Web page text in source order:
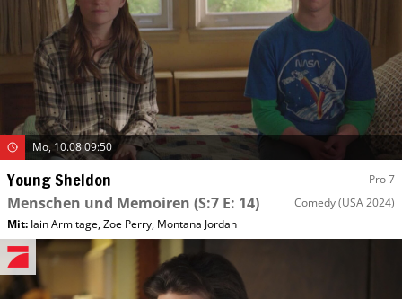
Mo, 10.08 09:50
Young Sheldon Pro 7
Menschen und Memoiren (S:7 E: 14) Comedy(USA 2024)
Mit: Iain Armitage,Zoe Perry, Montana Jordan